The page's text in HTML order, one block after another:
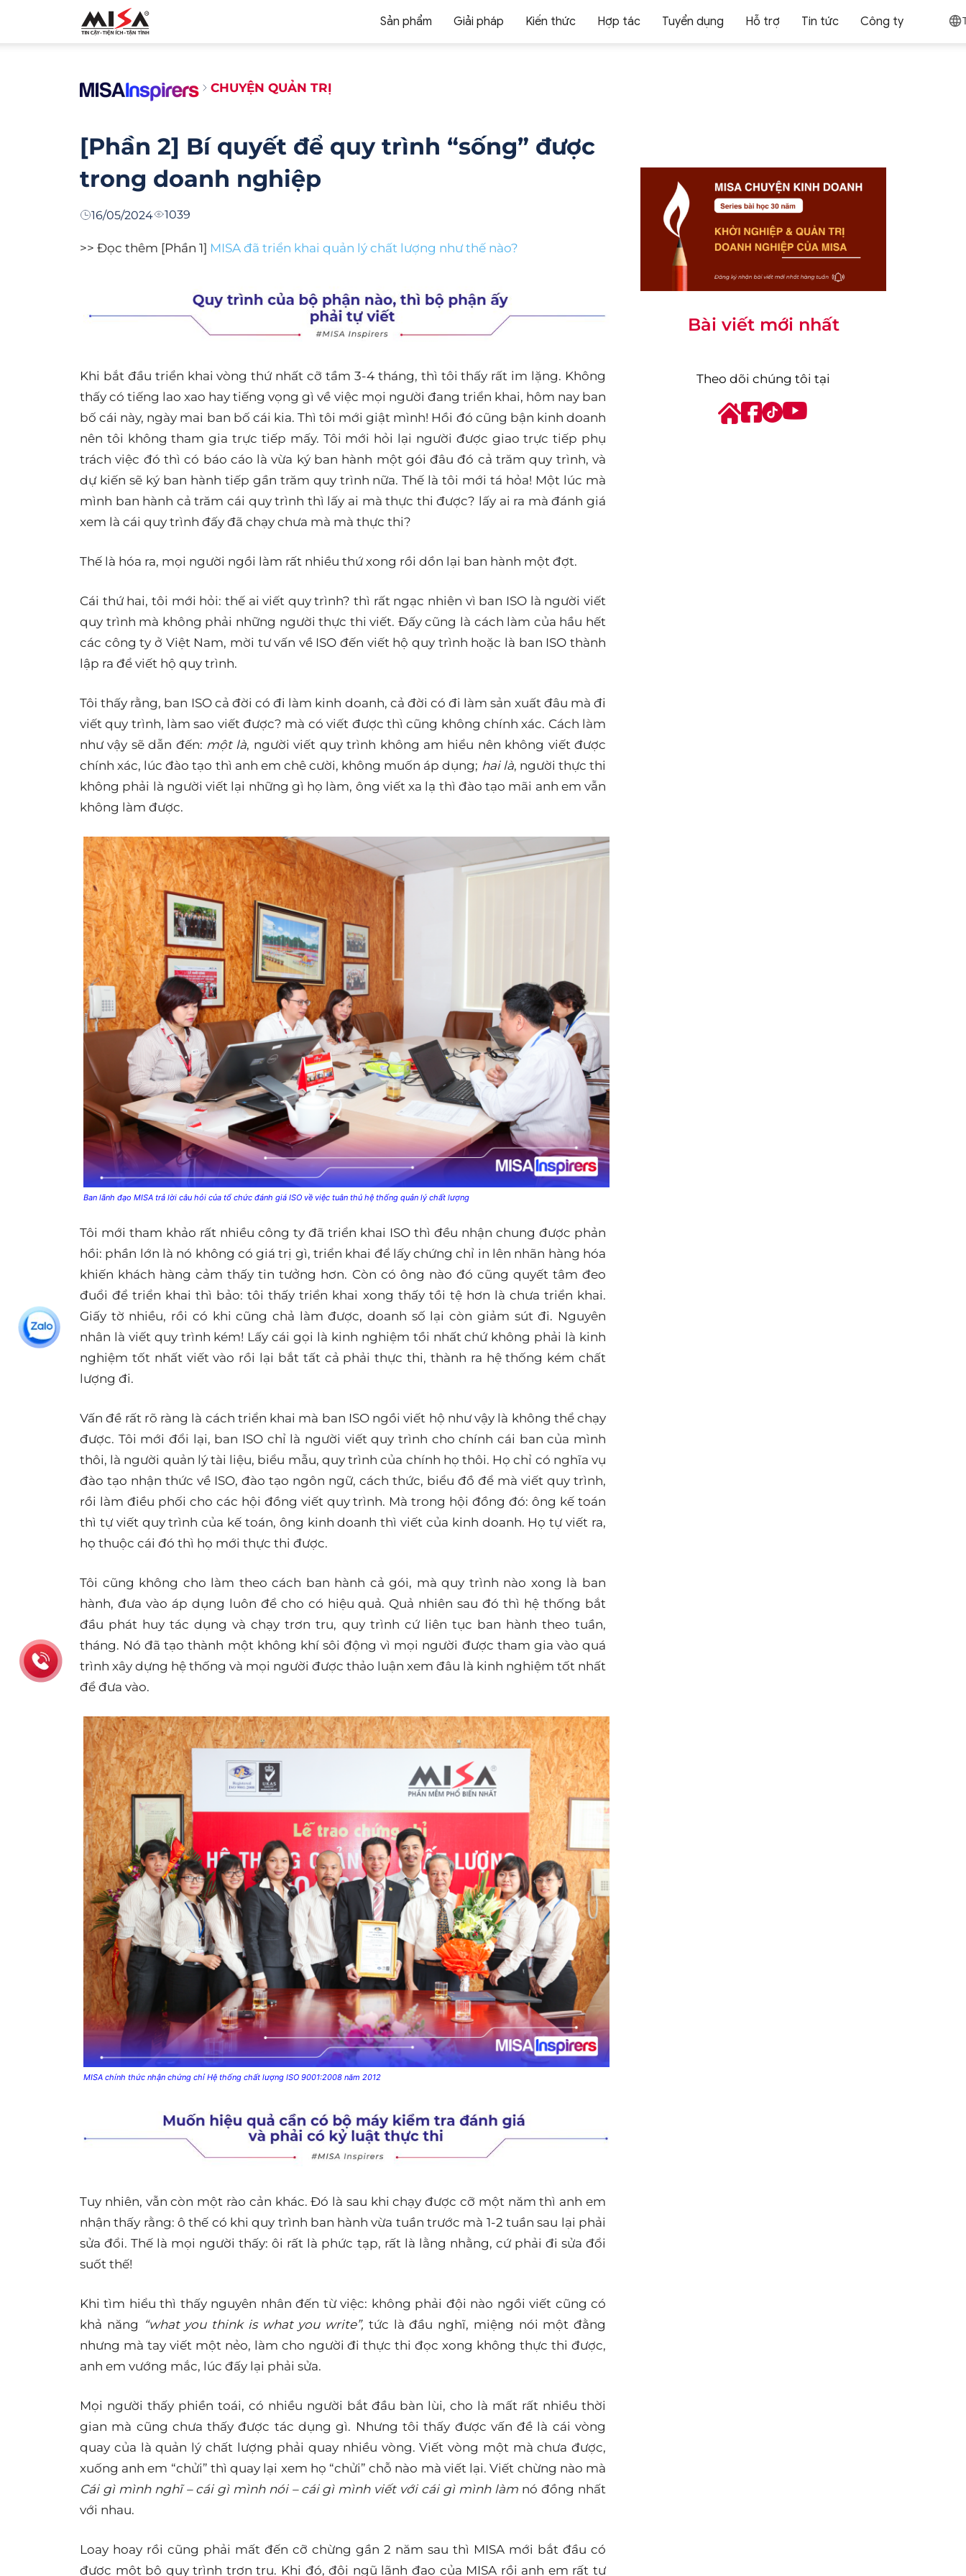
MISA.VN
Sản phẩm Giải pháp Kiến thức Hợp tác Tuyển dụng Hỗ trợ Tin tức Công ty
CHUYỆN QUẢN TRỊ
[Phần 2] Bí quyết để quy trình “sống” được
trong doanh nghiệp
16/05/2024 1039
>> Đọc thêm [Phần 1] MISA đã triển khai quản lý chất lượng như thế nào?
Khi bắt đầu triển khai vòng thứ nhất cỡ tầm 3-4 tháng, thì tôi thấy rất im lặng. Không
thấy có tiếng lao xao hay tiếng vọng gì về việc mọi người đang triển khai, hôm nay ban
bố cái này, ngày mai ban bố cái kia. Thì tôi mới giật mình! Hồi đó cũng bận kinh doanh
nên tôi không tham gia trực tiếp mấy. Tôi mới hỏi lại người được giao trực tiếp phụ
trách việc đó thì có báo cáo là vừa ký ban hành một gói đâu đó cả trăm quy trình, và
dự kiến sẽ ký ban hành tiếp gần trăm quy trình nữa. Thế là tôi mới tá hỏa! Một lúc mà
mình ban hành cả trăm cái quy trình thì lấy ai mà thực thi được? lấy ai ra mà đánh giá
xem là cái quy trình đấy đã chạy chưa mà mà thực thi?
Thế là hóa ra, mọi người ngồi làm rất nhiều thứ xong rồi dồn lại ban hành một đợt.
Cái thứ hai, tôi mới hỏi: thế ai viết quy trình? thì rất ngạc nhiên vì ban ISO là người viết
quy trình mà không phải những người thực thi viết. Đấy cũng là cách làm của hầu hết
các công ty ở Việt Nam, mời tư vấn về ISO đến viết hộ quy trình hoặc là ban ISO thành
lập ra để viết hộ quy trình.
Tôi thấy rằng, ban ISO cả đời có đi làm kinh doanh, cả đời có đi làm sản xuất đâu mà đi
viết quy trình, làm sao viết được? mà có viết được thì cũng không chính xác. Cách làm
như vậy sẽ dẫn đến: một là, người viết quy trình không am hiểu nên không viết được
chính xác, lúc đào tạo thì anh em chê cười, không muốn áp dụng; hai là, người thực thi
không phải là người viết lại những gì họ làm, ông viết xa lạ thì đào tạo mãi anh em vẫn
không làm được.
Ban lãnh đạo MISA trả lời câu hỏi của tổ chức đánh giá ISO về việc tuân thủ hệ thống quản lý chất lượng
Tôi mới tham khảo rất nhiều công ty đã triển khai ISO thì đều nhận chung được phản
hồi: phần lớn là nó không có giá trị gì, triển khai để lấy chứng chỉ in lên nhãn hàng hóa
khiến khách hàng cảm thấy tin tưởng hơn. Còn có ông nào đó cũng quyết tâm đeo
đuổi để triển khai thì bảo: tôi thấy triển khai xong thấy tồi tệ hơn là chưa triển khai.
Giấy tờ nhiều, rồi có khi cũng chả làm được, doanh số lại còn giảm sút đi. Nguyên
nhân là viết quy trình kém! Lấy cái gọi là kinh nghiệm tồi nhất chứ không phải là kinh
nghiệm tốt nhất viết vào rồi lại bắt tất cả phải thực thi, thành ra hệ thống kém chất
lượng đi.
Vấn đề rất rõ ràng là cách triển khai mà ban ISO ngồi viết hộ như vậy là không thể chạy
được. Tôi mới đổi lại, ban ISO chỉ là người viết quy trình cho chính cái ban của mình
thôi, là người quản lý tài liệu, biểu mẫu, quy trình của chính họ thôi. Họ chỉ có nghĩa vụ
đào tạo nhận thức về ISO, đào tạo ngôn ngữ, cách thức, biểu đồ để mà viết quy trình,
rồi làm điều phối cho các hội đồng viết quy trình. Mà trong hội đồng đó: ông kế toán
thì tự viết quy trình của kế toán, ông kinh doanh thì viết của kinh doanh. Họ tự viết ra,
họ thuộc cái đó thì họ mới thực thi được.
Tôi cũng không cho làm theo cách ban hành cả gói, mà quy trình nào xong là ban
hành, đưa vào áp dụng luôn để cho có hiệu quả. Quả nhiên sau đó thì hệ thống bắt
đầu phát huy tác dụng và chạy trơn tru, quy trình cứ liên tục ban hành theo tuần,
tháng. Nó đã tạo thành một không khí sôi động vì mọi người được tham gia vào quá
trình xây dựng hệ thống và mọi người được thảo luận xem đâu là kinh nghiệm tốt nhất
để đưa vào.
MISA chính thức nhận chứng chỉ Hệ thống chất lượng ISO 9001:2008 năm 2012
Tuy nhiên, vẫn còn một rào cản khác. Đó là sau khi chạy được cỡ một năm thì anh em
nhận thấy rằng: ô thế có khi quy trình ban hành vừa tuần trước mà 1-2 tuần sau lại phải
sửa đổi. Thế là mọi người thấy: ôi rất là phức tạp, rất là lằng nhằng, cứ phải đi sửa đổi
suốt thế!
Khi tìm hiểu thì thấy nguyên nhân đến từ việc: không phải đội nào ngồi viết cũng có
khả năng “what you think is what you write”, tức là đầu nghĩ, miệng nói một đằng
nhưng mà tay viết một nẻo, làm cho người đi thực thi đọc xong không thực thi được,
anh em vướng mắc, lúc đấy lại phải sửa.
Mọi người thấy phiền toái, có nhiều người bắt đầu bàn lùi, cho là mất rất nhiều thời
gian mà cũng chưa thấy được tác dụng gì. Nhưng tôi thấy được vấn đề là cái vòng
quay của là quản lý chất lượng phải quay nhiều vòng. Viết vòng một mà chưa được,
xuống anh em “chửi” thì quay lại xem họ “chửi” chỗ nào mà viết lại. Viết chừng nào mà
Cái gì mình nghĩ – cái gì mình nói – cái gì mình viết với cái gì mình làm nó đồng nhất
với nhau.
Loay hoay rồi cũng phải mất đến cỡ chừng gần 2 năm sau thì MISA mới bắt đầu có
được một bộ quy trình trơn tru. Khi đó, đội ngũ lãnh đạo của MISA rồi anh em rất tự
Bài viết mới nhất
Theo dõi chúng tôi tại